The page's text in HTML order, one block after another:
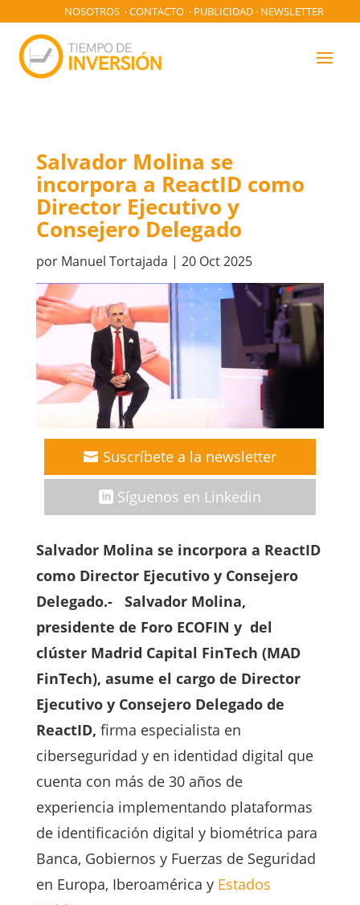
NOSOTROS ·CONTACTO · PUBLICIDAD · NEWSLETTER
Salvador Molina se
incorpora a ReactID como
Director Ejecutivo y
Consejero Delegado
por Manuel Tortajada | 20 Oct 2025
Suscríbete a la newsletter
Síguenos en Linkedin
Salvador Molina se incorpora a ReactID
como Director Ejecutivo y Consejero
Delegado.- Salvador Molina,
presidente de Foro ECOFIN y del
clúster Madrid Capital FinTech (MAD
FinTech), asume el cargo de Director
Ejecutivo y Consejero Delegado de
ReactID, firma especialista en
ciberseguridad y en identidad digital que
cuenta con más de 30 años de
experiencia implementando plataformas
de identificación digital y biométrica para
Banca, Gobiernos y Fuerzas de Seguridad
en Europa, Iberoamérica y Estados